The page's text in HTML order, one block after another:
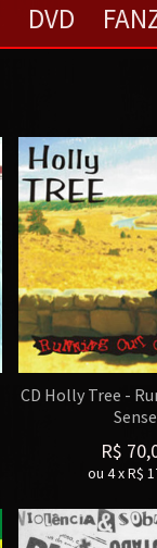
DVD
CD Holly Tree -
Sense
R$
ou 4xR$